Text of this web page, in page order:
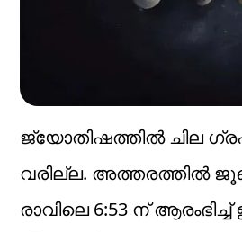
ജ്യോതിഷത്തിൽ ചില
വരില്ല. അത്തരത്തിൽ
രാവിലെ 6:53 ന്